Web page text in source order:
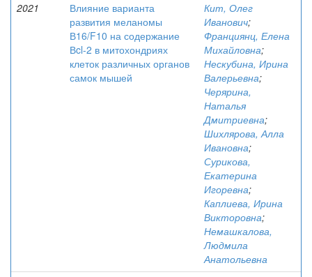
2021
Влияние варианта
развития меланомы
В16/F10 на содержание
Вcl-2 в митохондриях
клеток различных органов
самок мышей
Кит, Олег
Иванович;
Франциянц, Елена
Михайловна;
Нескубина, Ирина
Валерьевна;
Черярина,
Наталья
Дмитриевна;
Шихлярова, Алла
Ивановна;
Сурикова,
Екатерина
Игоревна;
Каплиева, Ирина
Викторовна;
Немашкалова,
Людмила
Анатольевна